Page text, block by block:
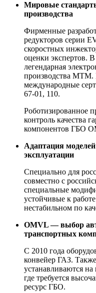
Мировые
производства
Фирменные
редукторов серии
скоростных
оценки экспертов.
легендарная
производства
международные
67-01, 110.
Роботизированное
контроль качества
компонентов ГБО
Адаптация
эксплуатации
Специально для
совместно с
специальные
устойчивые к
нестабильном по
OMVL — выбор
транспортных
С 2010 года
конвейер ГАЗ.
устанавливаются
где требуется
ресурс ГБО.